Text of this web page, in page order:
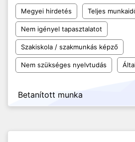
Megyei hirdetés Teljes
Nem igényel tapasztalatot
Szakiskola / szakmunkás képző
Nem szükséges nyelvtudás
Betanított munka